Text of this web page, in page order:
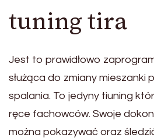
tuning tira
Jest to prawidłowo
służąca do zmiany mieszanki
spalania. To jedyny tiuning
ręce fachowców. Swoje
można pokazywać oraz